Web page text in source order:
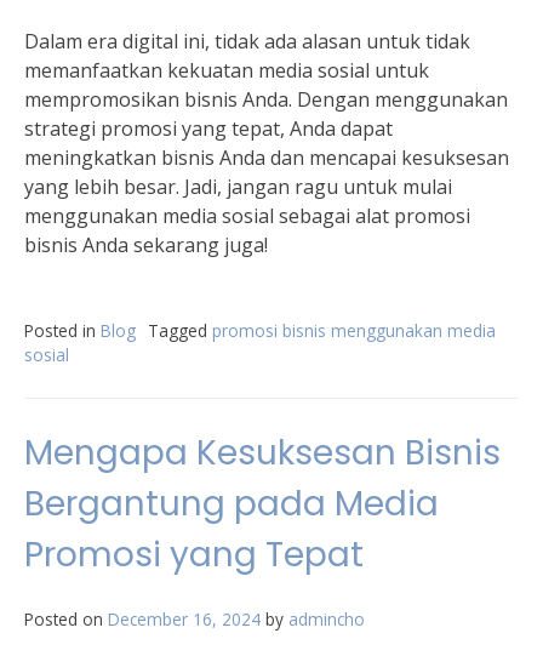
Dalam era digital ini, tidak ada alasan untuk tidak
memanfaatkan kekuatan media sosial untuk
mempromosikan bisnis Anda. Dengan menggunakan
strategi promosi yang tepat, Anda dapat
meningkatkan bisnis Anda dan mencapai kesuksesan
yang lebih besar. Jadi, jangan ragu untuk mulai
menggunakan media sosial sebagai alat promosi
bisnis Anda sekarang juga!
Posted in Blog Tagged promosi bisnis menggunakan media
sosial
Mengapa Kesuksesan Bisnis
Bergantung pada Media
Promosi yang Tepat
Posted on December 16, 2024 by admincho